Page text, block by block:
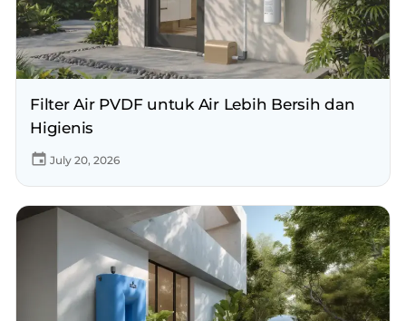
Filter Air PVDF untuk Air Lebih Bersih dan
Higienis
July 20, 2026